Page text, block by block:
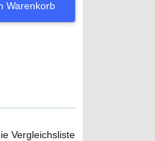
Warenkorb
Vergleichsliste